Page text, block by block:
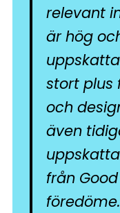
relevant
är hög
stort plus
och
även
från
föredöme.